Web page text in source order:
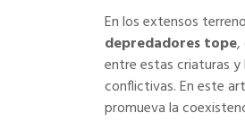
En los extensos
depredadores tope,
entre estas criaturas y
conflictivas. En este
promueva la